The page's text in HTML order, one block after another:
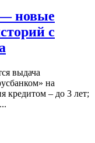
— новые
с
выдача
на
кредитом – до 3 лет;